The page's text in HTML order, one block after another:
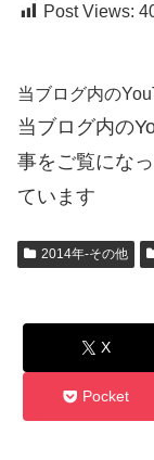
Post Views:
当ブログ内の
当ブログ内の
事をご覧にな
ています
2014年-その他
X
Pocket